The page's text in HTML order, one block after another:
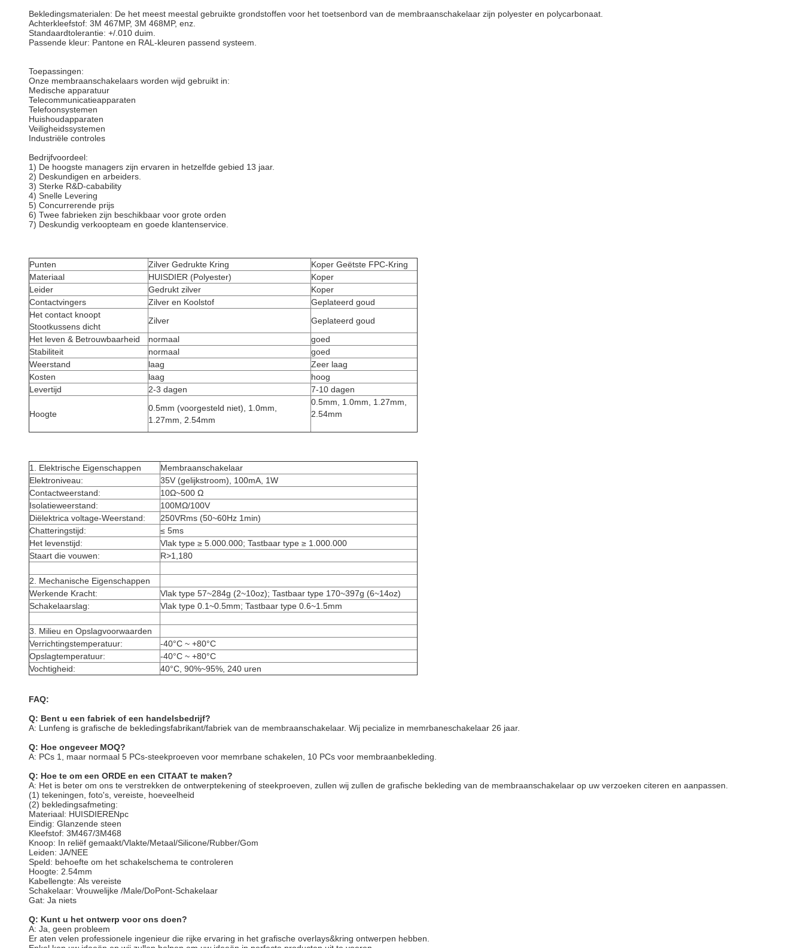
Bekledingsmaterialen: De het meest meestal gebruikte grondstoffen voor het toetsenbord van de membraanschakelaar zijn polyester en polycarbonaat.
Achterkleefstof: 3M 467MP, 3M 468MP, enz.
Standaardtolerantie: +/.010 duim.
Passende kleur: Pantone en RAL-kleuren passend systeem.
Toepassingen:
Onze membraanschakelaars worden wijd gebruikt in:
Medische apparatuur
Telecommunicatieapparaten
Telefoonsystemen
Huishoudapparaten
Veiligheidssystemen
Industriële controles
Bedrijfvoordeel:
1) De hoogste managers zijn ervaren in hetzelfde gebied 13 jaar.
2) Deskundigen en arbeiders.
3) Sterke R&D-cabability
4) Snelle Levering
5) Concurrerende prijs
6) Twee fabrieken zijn beschikbaar voor grote orden
7) Deskundig verkoopteam en goede klantenservice.
Punten Zilver Gedrukte Kring
Koper Geëtste FPC-Kring
Materiaal
HUISDIER (Polyester)
Koper
Leider
Gedrukt zilver
Koper
Contactvingers
Zilver en Koolstof
Geplateerd goud
Het contact knoopt
Stootkussens dicht
Zilver
Geplateerd goud
Het leven & Betrouwbaarheid
normaal
goed
Stabiliteit
normaal
goed
Weerstand
laag
Zeer laag
Kosten
laag
hoog
Levertijd
2-3 dagen 7-10 dagen
Hoogte
0.5mm (voorgesteld niet), 1.0mm,
1.27mm, 2.54mm
0.5mm, 1.0mm, 1.27mm,
2.54mm
1. Elektrische Eigenschappen
Membraanschakelaar
Elektroniveau:
35V (gelijkstroom), 100mA, 1W
Contactweerstand:
10Ω~500 Ω
Isolatieweerstand:
100MΩ/100V
Diëlektrica voltage-Weerstand:
250VRms (50~60Hz 1min)
Chatteringstijd:
≤ 5ms
Het levenstijd:
Vlak type ≥ 5.000.000; Tastbaar type ≥ 1.000.000
Staart die vouwen:
R>1,180
2. Mechanische Eigenschappen
Werkende Kracht:
Vlak type 57~284g (2~10oz); Tastbaar type 170~397g (6~14oz)
Schakelaarslag:
Vlak type 0.1~0.5mm; Tastbaar type 0.6~1.5mm
3. Milieu en Opslagvoorwaarden
Verrichtingstemperatuur:
-40°C ~ +80°C
Opslagtemperatuur:
-40°C ~ +80°C
Vochtigheid:
40°C, 90%~95%, 240 uren
FAQ:
Q: Bent u een fabriek of een handelsbedrijf?
A: Lunfeng is grafische de bekledingsfabrikant/fabriek van de membraanschakelaar. Wij pecialize in memrbaneschakelaar 26 jaar.
Q: Hoe ongeveer MOQ?
A: PCs 1, maar normaal 5 PCs-steekproeven voor memrbane schakelen, 10 PCs voor membraanbekleding.
Q: Hoe te om een ORDE en een CITAAT te maken?
A: Het is beter om ons te verstrekken de ontwerptekening of steekproeven, zullen wij zullen de grafische bekleding van de membraanschakelaar op uw verzoeken citeren en aanpassen.
(1) tekeningen, foto's, vereiste, hoeveelheid
(2) bekledingsafmeting:
Materiaal: HUISDIERENpc
Eindig: Glanzende steen
Kleefstof: 3M467/3M468
Knoop: In reliëf gemaakt/Vlakte/Metaal/Silicone/Rubber/Gom
Leiden: JA/NEE
Speld: behoefte om het schakelschema te controleren
Hoogte: 2.54mm
Kabellengte: Als vereiste
Schakelaar: Vrouwelijke /Male/DoPont-Schakelaar
Gat: Ja niets
Q: Kunt u het ontwerp voor ons doen?
A: Ja, geen probleem
Er aten velen professionele ingenieur die rijke ervaring in het grafische overlays&kring ontwerpen hebben.